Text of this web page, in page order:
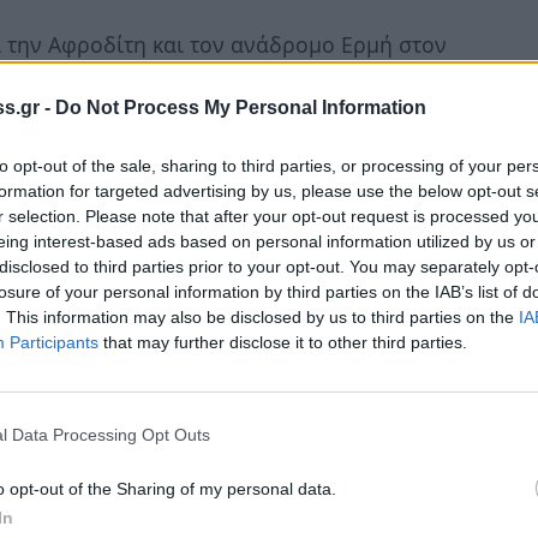
- Do Not Process My Personal Information
opt-out of the sale, sharing to third parties, or processing of your
for targeted advertising by us, please use the below opt-out
selection. Please note that after your opt-out request is processed
interest-based ads based on personal information utilized by us
to third parties prior to your opt-out. You may separately
of your personal information by third parties on the IAB’s list of
This information may also be disclosed by us to third parties on the
Participants that may further disclose it to other third parties.
Data Processing Opt Outs
opt-out of the Sharing of my personal data.
την Αφροδίτη και τον ανάδρομο Ερμή στον
τρίγωνα με την Αφροδίτη και τον ανάδρομο
με την Αφροδίτη και τον ανάδρομο Ερμή